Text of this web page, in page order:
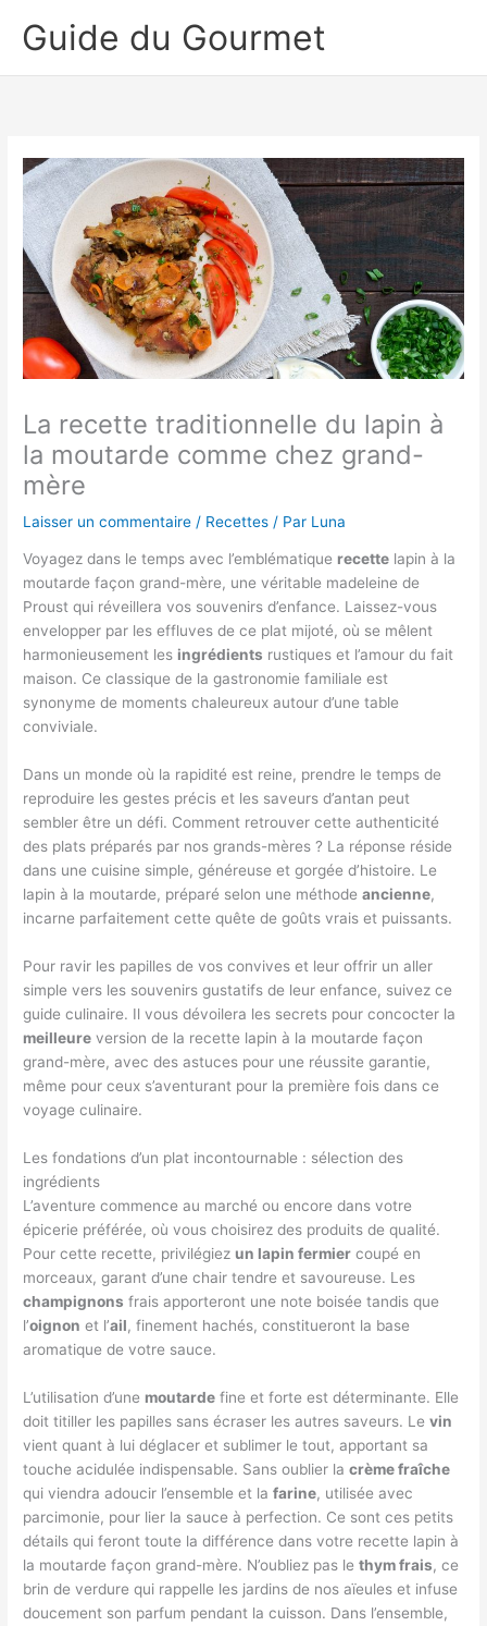
Guide du Gourmet
La recette traditionnelle du lapin à
la moutarde comme chez grand-
mère
Laisser un commentaire / Recettes / Par Luna
Voyagez dans le temps avec l’emblématique recette lapin à la
moutarde façon grand-mère, une véritable madeleine de
Proust qui réveillera vos souvenirs d’enfance. Laissez-vous
envelopper par les effluves de ce plat mijoté, où se mêlent
harmonieusement les ingrédients rustiques et l’amour du fait
maison. Ce classique de la gastronomie familiale est
synonyme de moments chaleureux autour d’une table
conviviale.
Dans un monde où la rapidité est reine, prendre le temps de
reproduire les gestes précis et les saveurs d’antan peut
sembler être un défi. Comment retrouver cette authenticité
des plats préparés par nos grands-mères ? La réponse réside
dans une cuisine simple, généreuse et gorgée d’histoire. Le
lapin à la moutarde, préparé selon une méthodeancienne,
incarne parfaitement cette quête de goûts vrais et puissants.
Pour ravir les papilles de vos convives et leur offrir un aller
simple vers les souvenirs gustatifs de leur enfance, suivez ce
guide culinaire. Il vous dévoilera les secrets pour concocter la
meilleure version de la recette lapin à la moutarde façon
grand-mère, avec des astuces pour une réussite garantie,
même pour ceux s’aventurant pour la première fois dans ce
voyage culinaire.
Les fondations d’un plat incontournable : sélection des
ingrédients
L’aventure commence au marché ou encore dans votre
épicerie préférée, où vous choisirez des produits de qualité.
Pour cette recette, privilégiez un lapin fermier coupé en
morceaux, garant d’une chair tendre et savoureuse. Les
champignons frais apporteront une note boisée tandis que
l’oignon et l’ail, finement hachés, constitueront la base
aromatique de votre sauce.
L’utilisation d’une moutarde fine et forte est déterminante. Elle
doit titiller les papilles sans écraser les autres saveurs. Levin
vient quant à lui déglacer et sublimer le tout, apportant sa
touche acidulée indispensable. Sans oublier lacrème fraîche
qui viendra adoucir l’ensemble et lafarine, utilisée avec
parcimonie, pour lier la sauce à perfection. Ce sont ces petits
détails qui feront toute la différence dans votre recette lapin à
la moutarde façon grand-mère. N’oubliez pas lethym frais, ce
brin de verdure qui rappelle les jardins de nos aïeules et infuse
doucement son parfum pendant la cuisson. Dans l’ensemble,